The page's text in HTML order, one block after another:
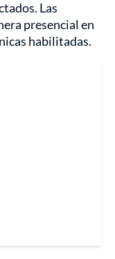
Las
presencial en
habilitadas.